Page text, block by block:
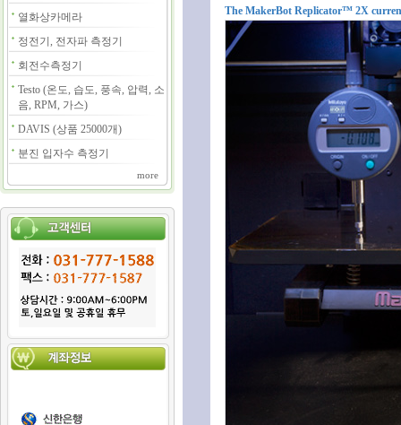
열화상카메라
정전기, 전자파 측정기
회전수측정기
Testo (온도, 습도, 풍속, 압력, 소
음, RPM, 가스)
DAVIS (상품 25000개)
분진 입자수 측정기
more
The MakerBot Replicator™ 2X